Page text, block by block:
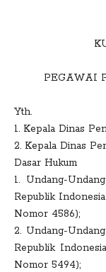
PEGAWAI
Yth.
1. Kepala Dinas
2. Kepala Dinas
Dasar Hukum
1. Undang-
Republik
Nomor 4586);
2. Undang-
Republik
Nomor 5494);